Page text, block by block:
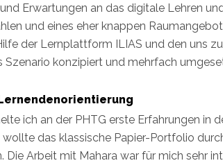
Erwartungen an das digitale Lehren
und eines eher knappen
der Lernplattform ILIAS und den uns
Szenario konzipiert und mehrfach
ich an der PHTG erste Erfahrungen in
wollte das klassische Papier-Portfolio
Die Arbeit mit Mahara war für mich sehr